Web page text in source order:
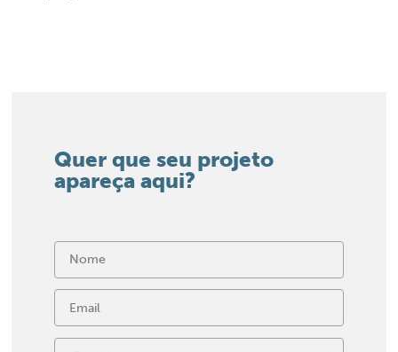
Quer que seu projeto
apareça aqui?